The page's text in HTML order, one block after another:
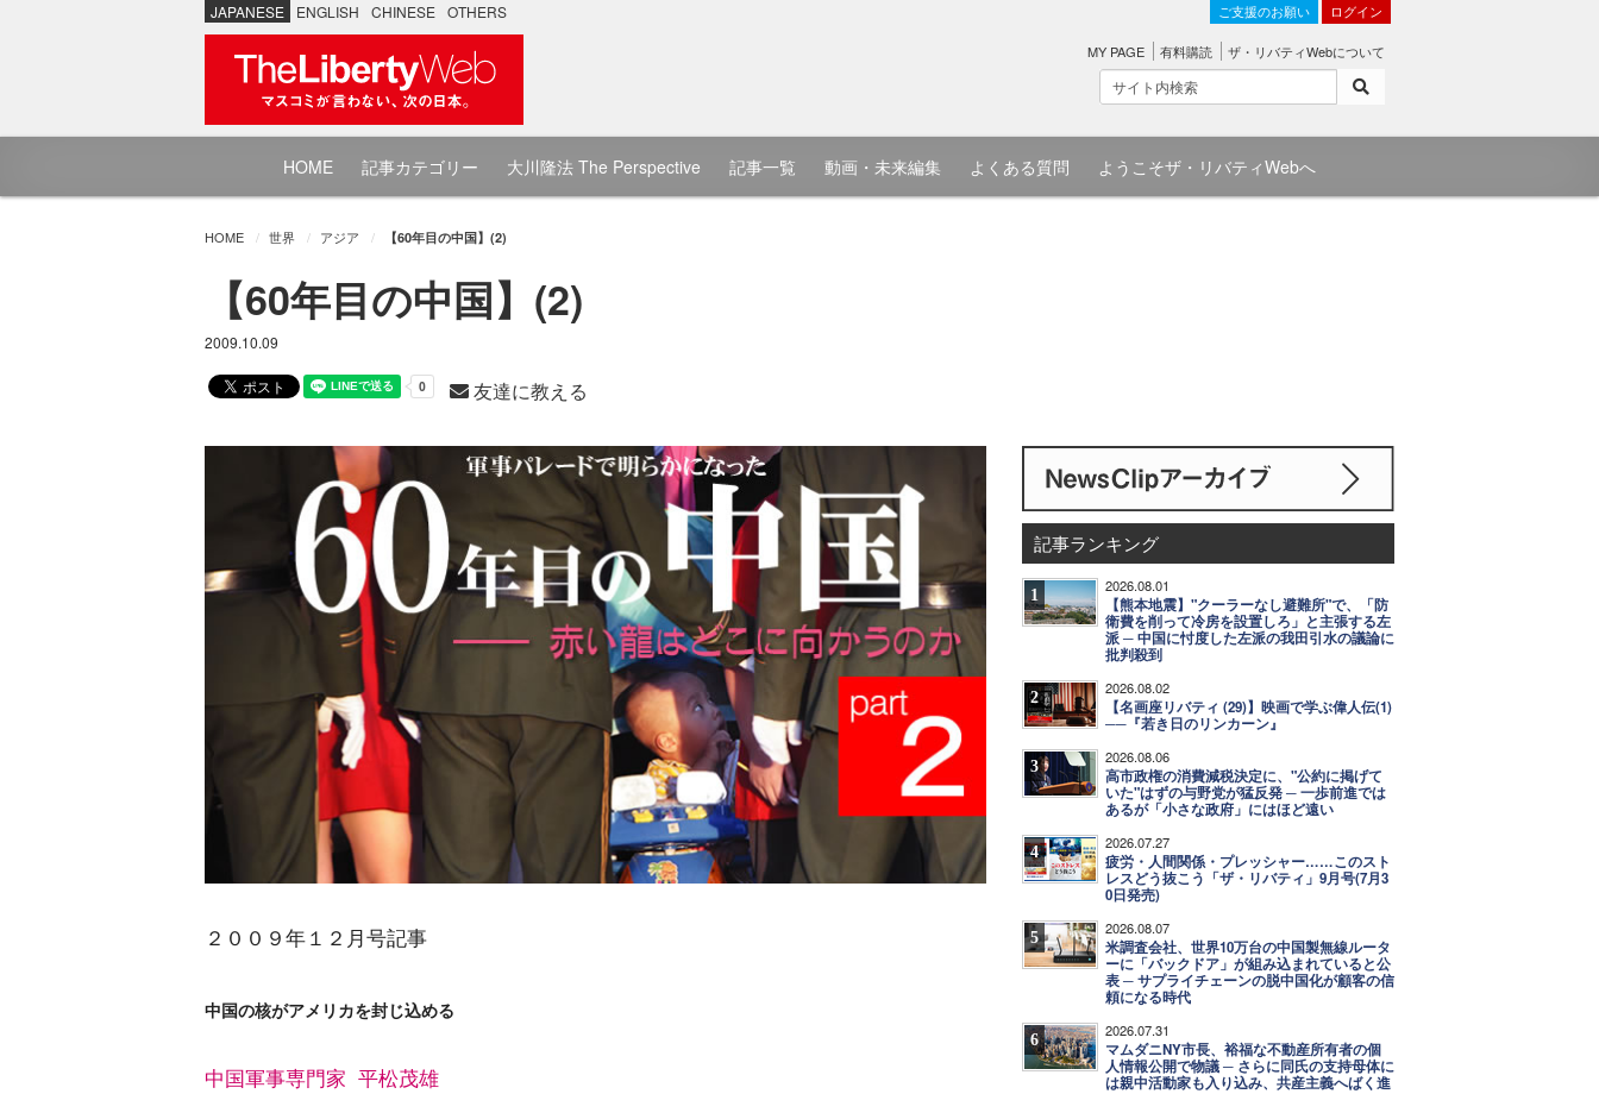
JAPANESE ENGLISH CHINESE OTHERS ご支援のお願い ログイン
MY PAGE 有料購読 ザ・リバティWebについて
HOME 記事カテゴリー 大川隆法 The Perspective 記事一覧 動画・未来編集 よくある質問 ようこそザ・リバティWebへ
HOME 世界 アジア 【60年目の中国】(2)
【60年目の中国】(2)
2009.10.09
友達に教える
２００９年１２月号記事
中国の核がアメリカを封じ込める
中国軍事専門家 平松茂雄
記事ランキング
1 2026.08.01
【熊本地震】"クーラーなし避難所"で、「防
衛費を削って冷房を設置しろ」と主張する左
派 ─ 中国に忖度した左派の我田引水の議論に
批判殺到
2 2026.08.02
【名画座リバティ (29)】映画で学ぶ偉人伝(1)
──『若き日のリンカーン』
3 2026.08.06
高市政権の消費減税決定に、"公約に掲げて
いた"はずの与野党が猛反発 ─ 一歩前進では
あるが「小さな政府」にはほど遠い
4 2026.07.27
疲労・人間関係・プレッシャー……このスト
レスどう抜こう「ザ・リバティ」9月号(7月3
0日発売)
5 2026.08.07
米調査会社、世界10万台の中国製無線ルータ
ーに「バックドア」が組み込まれていると公
表 ─ サプライチェーンの脱中国化が顧客の信
頼になる時代
6 2026.07.31
マムダニNY市長、裕福な不動産所有者の個
人情報公開で物議 ─ さらに同氏の支持母体に
は親中活動家も入り込み、共産主義へばく進